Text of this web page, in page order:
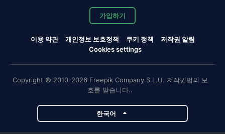
가입하기
이용 약관 개인정보 보호정책 쿠키 정책
저작권 알림
Cookies settings
Copyright © 2010-2026 Freepik Company S.L.U. 저작권법의 보
호를 받습니다..
한국어